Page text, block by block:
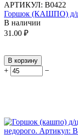
АРТИКУЛ: В0422
Горшок (КАШПО) д/
В наличии
31.00 ₽
В корзину
+ −